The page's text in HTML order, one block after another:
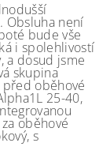
Obsluha není
bude vše
i spolehlivostí
a dosud jsme
skupina
oběhové
25-40,
oběhové
s